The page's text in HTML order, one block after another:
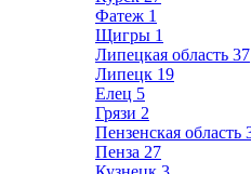
Фатеж 1
Щигры 1
Липецкая область 37
Липецк 19
Елец 5
Грязи 2
Пензенская область
Пенза 27